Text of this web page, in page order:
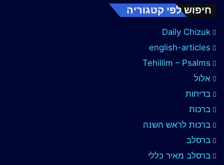
חיפוש לפי קטגוריה
Daily Chizuk
english-articles
Tehillim – Psalms
אלול
בדיחות
ברכות
ברכות לראש השנה
ברסלב
ברסלב מאיר כללי